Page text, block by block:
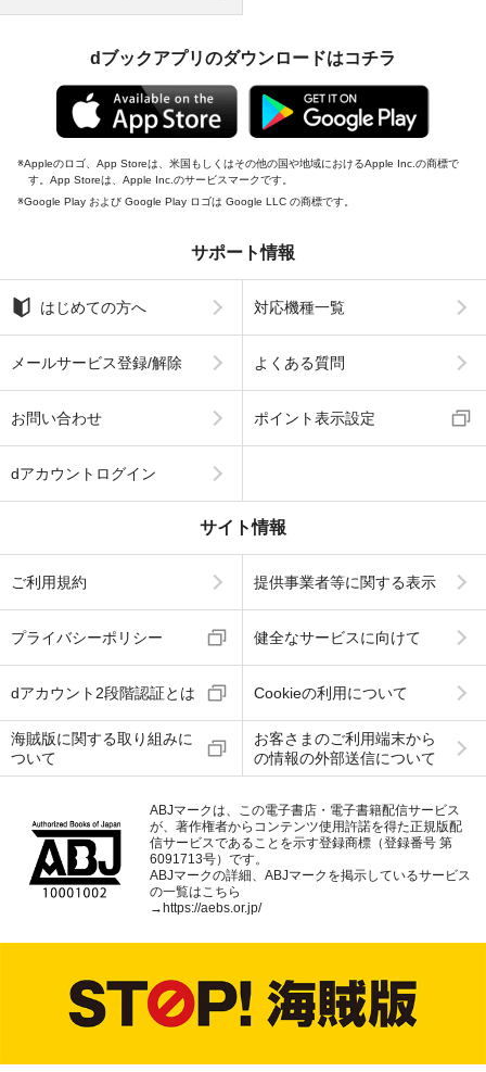
dブックアプリのダウンロードはコチラ
Appleのロゴ、App Storeは、米国もしくはその他の国や地域におけるApple Inc.の商標で
す。App Storeは、Apple Inc.のサービスマークです。
Google Play および Google Play ロゴは Google LLC の商標です。
サポート情報
はじめての方へ 対応機種一覧
メールサービス登録/解除 よくある質問
お問い合わせ ポイント表示設定
dアカウントログイン
サイト情報
ご利用規約 提供事業者等に関する表示
プライバシーポリシー 健全なサービスに向けて
dアカウント2段階認証とは Cookieの利用について
海賊版に関する取り組みに
ついて
お客さまのご利用端末から
の情報の外部送信について
ABJマークは、この電子書店・電子書籍配信サービス
が、著作権者からコンテンツ使用許諾を得た正規版配
信サービスであることを示す登録商標（登録番号 第
6091713号）です。
ABJマークの詳細、ABJマークを掲示しているサービス
の一覧はこちら
→ https://aebs.or.jp/